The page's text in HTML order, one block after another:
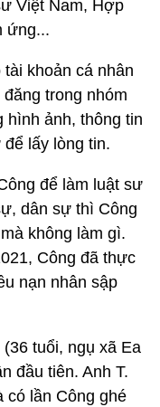
Việt Nam, Hợp
ứng...
khoản cá nhân
trong nhóm
hình ảnh, thông tin
lấy lòng tin.
để làm luật sư
dân sự thì Công
không làm gì.
Công đã thực
nạn nhân sập
tuổi, ngụ xã Ea
đầu tiên. Anh T.
có lần Công ghé